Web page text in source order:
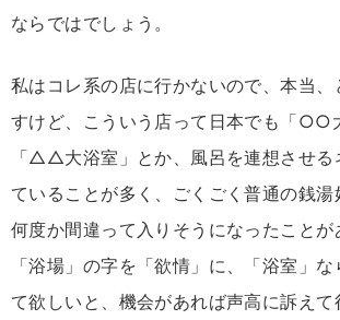
ならではでしょう。
私はコレ系の店に行かないので、本当
すけど、こういう店って日本でも「○○
「△△大浴室」とか、風呂を連想させる
ていることが多く、ごくごく普通の銭湯
何度か間違って入りそうになったことが
「浴場」の字を「欲情」に、「浴室」
て欲しいと、機会があれば声高に訴え